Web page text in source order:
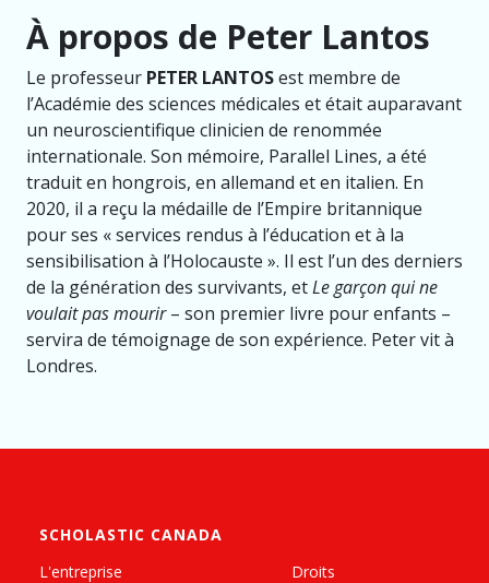
À propos de Peter Lantos
Le professeur PETER LANTOSest membre de
l’Académie des sciences médicales et était auparavant
un neuroscientifique clinicien de renommée
internationale. Son mémoire, Parallel Lines, a été
traduit en hongrois, en allemand et en italien. En
2020, il a reçu la médaille de l’Empire britannique
pour ses « services rendus à l’éducation et à la
sensibilisation à l’Holocauste ». Il est l’un des derniers
de la génération des survivants, etLe garçon qui ne
voulait pas mourir– son premier livre pour enfants –
servira de témoignage de son expérience. Peter vit à
Londres.
SCHOLASTIC CANADA
L'entreprise
Droits